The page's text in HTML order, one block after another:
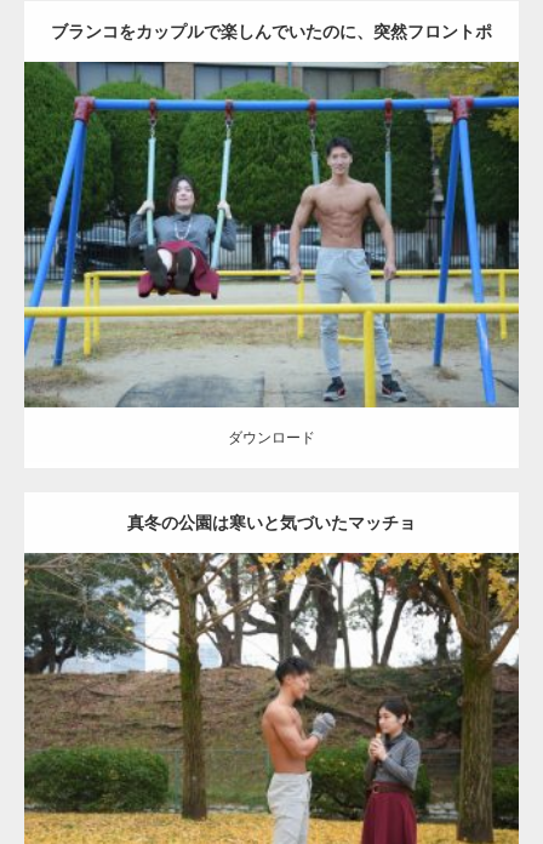
ブランコをカップルで楽しんでいたのに、突然フロントポ
ーズをするマッチョ
Update: 2021.07.6
Category:公園のマッチョ その他 AKIHITO(細マッチョ) 腹筋 大胸筋
ダウンロード
ダウンロード
真冬の公園は寒いと気づいたマッチョ
Update: 2021.07.8
Category:公園のマッチョ その他 AKIHITO(細マッチョ) 上腕三頭筋
肩
ダウンロード